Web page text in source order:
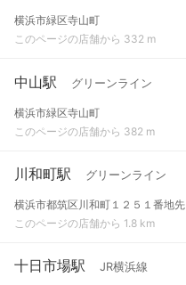
横浜市緑区寺山町
このページの店舗から 332 m
中山駅 グリーンライン
横浜市緑区寺山町
このページの店舗から 382 m
川和町駅 グリーンライン
横浜市都筑区川和町１２５１番地先
このページの店舗から 1.8 km
十日市場駅 JR横浜線